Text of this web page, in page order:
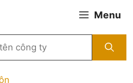
Menu